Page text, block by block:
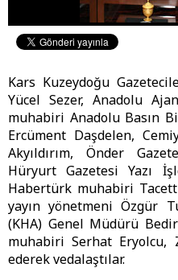
Kars Kuzeydoğu
Yücel Sezer, Anadolu
muhabiri Anadolu Basın
Ercüment Daşdelen,
Akyıldırım, Önder
Hüryurt Gazetesi Yazı
Habertürk muhabiri
yayın yönetmeni Özgür
(KHA) Genel Müdürü
muhabiri Serhat Eryolcu,
ederek vedalaştılar.